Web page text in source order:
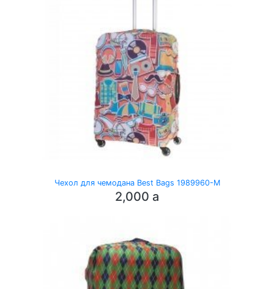
Чехол для чемодана Best Bags 1989960-M
2,000 a